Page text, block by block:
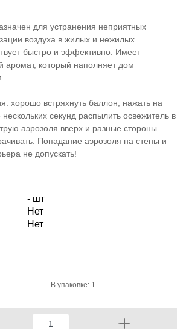
для устранения неприятных
воздуха в жилых и нежилых
быстро и эффективно. Имеет
аромат, который наполняет дом
хорошо встряхнуть баллон, нажать на
секунд распылить освежитель в
аэрозоля вверх и разные стороны.
Попадание аэрозоля на стены и
не допускать!
- шт
Нет
Нет
В упаковке: 1